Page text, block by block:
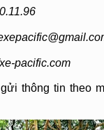
pacific.com
thông tin theo